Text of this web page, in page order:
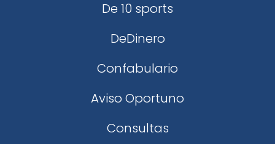
De 10 sports
DeDinero
Confabulario
Aviso Oportuno
Consultas